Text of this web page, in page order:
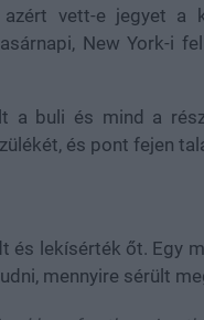
azért vett-e jegyet a
New York-i
a buli és mind a
és pont fejen
és lekísérték őt. Egy
mennyire sérült